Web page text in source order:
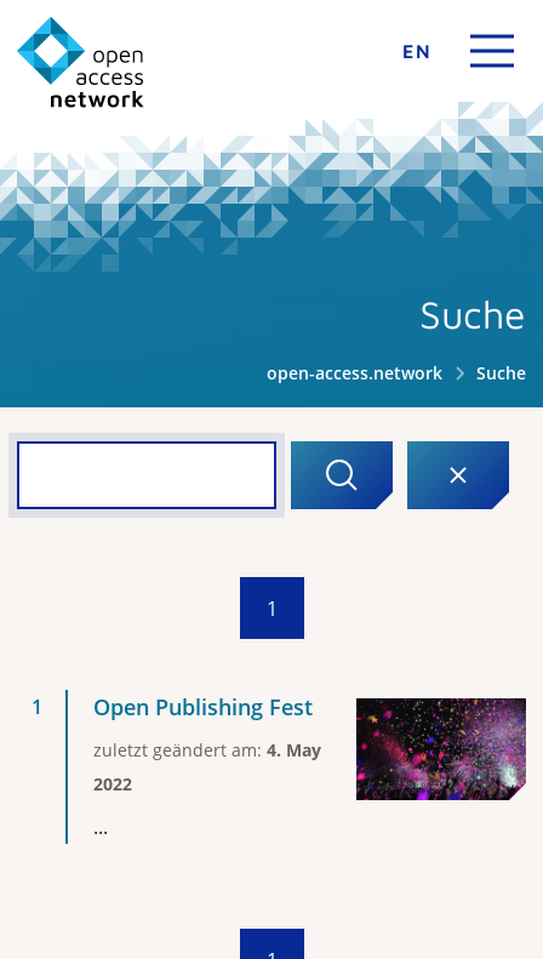
EN
Suche
open-access.network Suche
1
Open Publishing Fest
zuletzt geändert am: 4. May
2022
...